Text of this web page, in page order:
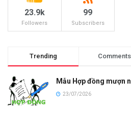
23.9k
Followers
99
Subscribers
Trending Comments
Mẫu Hợp đồng mượn
23/07/2026